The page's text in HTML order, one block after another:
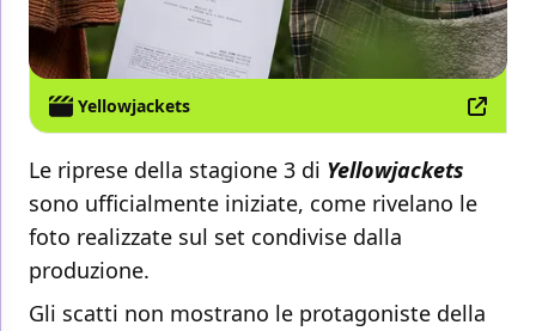
Yellowjackets
Le riprese della stagione 3 di Yellowjackets
sono ufficialmente iniziate, come rivelano le
foto realizzate sul set condivise dalla
produzione.
Gli scatti non mostrano le protagoniste della